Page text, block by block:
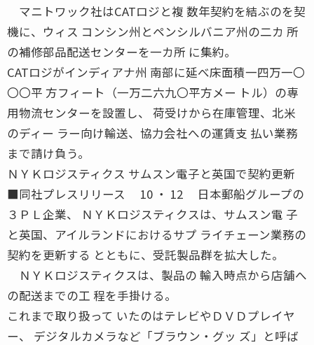
マニトワック社はCATロジと複 数年契約を結ぶのを契
機に、ウィス コンシン州とペンシルバニア州の二カ 所
の補修部品配送センターを一カ所 に集約。
CATロジがインディアナ州 南部に延べ床面積一四万一〇
〇〇平 方フィート（一万二六九〇平方メー トル）の専
用物流センターを設置し、 荷受けから在庫管理、北米
のディー ラー向け輸送、協力会社への運賃支 払い業務
まで請け負う。
ＮＹＫロジスティクス サムスン電子と英国で契約更新
■同社プレスリリース 10 ・ 12 日本郵船グループの
３ＰＬ企業、 ＮＹＫロジスティクスは、サムスン電 子
と英国、アイルランドにおけるサプ ライチェーン業務の
契約を更新する とともに、受託製品群を拡大した。
ＮＹＫロジスティクスは、製品の 輸入時点から店舗へ
の配送までの工 程を手掛ける。
これまで取り扱って いたのはテレビやＤＶＤプレイヤ
ー、 デジタルカメラなど「ブラウン・グッ ズ」と呼ば